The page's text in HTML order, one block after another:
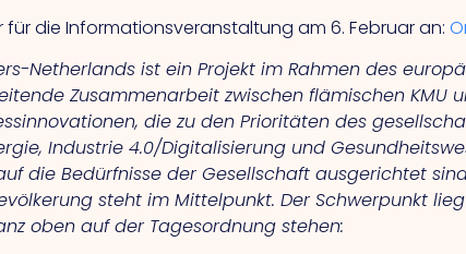
für die Informationsveranstaltung am 6. Februar an:
Netherlands ist ein Projekt im Rahmen des
Zusammenarbeit zwischen flämischen KMU
die zu den Prioritäten des
Industrie 4.0/Digitalisierung und
die Bedürfnisse der Gesellschaft ausgerichtet
steht im Mittelpunkt. Der Schwerpunkt
oben auf der Tagesordnung stehen: